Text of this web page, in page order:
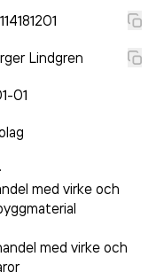
Lindgren
01
·
med virke och
med virke och